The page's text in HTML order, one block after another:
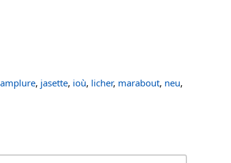
, jasette, ioù, licher, marabout, neu,